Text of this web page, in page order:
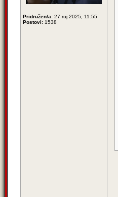
Pridružen/a: 27 ruj 2025, 11:55
Postovi: 1538